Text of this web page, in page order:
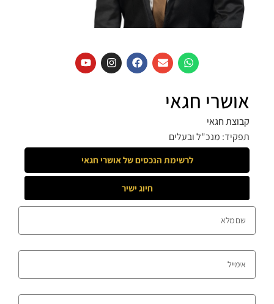
אושרי חגאי
קבוצת חגאי
תפקיד: מנכ"ל ובעלים
לרשימת הנכסים שלאושרי חגאי
חיוג ישיר